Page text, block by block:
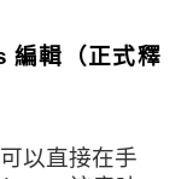
編輯（正式釋
以直接在手